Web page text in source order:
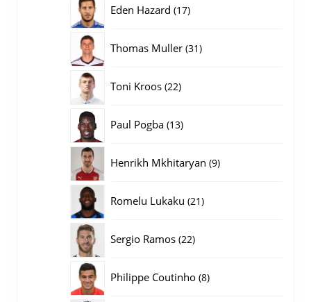
Eden Hazard 1717
Thomas Muller 3131
Toni Kroos 2222
Paul Pogba 1313
Henrikh Mkhitaryan 99
Romelu Lukaku 2121
Sergio Ramos 2222
Philippe Coutinho 88